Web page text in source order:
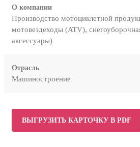
О компании
Производство мотоциклетной
мотовездеходы (ATV),
аксессуары)
Отрасль
Машиностроение
ВЫГРУЗИТЬ КАРТОЧКУ В PDF